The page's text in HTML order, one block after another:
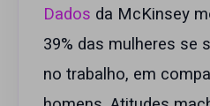
Dados da McKinsey
39% das mulheres se
no trabalho, em